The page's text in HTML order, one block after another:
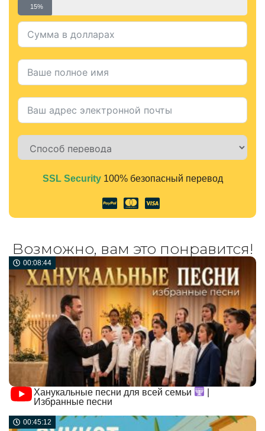
15%
Alternative:
SSL Security100% безопасный перевод
Возможно, вам это понравится!
00:08:44
Ханукальные песни для всей семьи
Избранные песни
00:45:12